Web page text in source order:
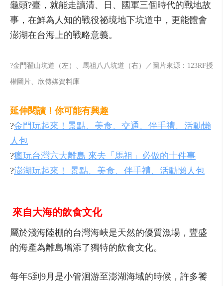
龜頭?臺，就能走讀清、日、國軍三個時代的戰地故
事，在鮮為人知的戰役祕境地下坑道中，更能體會
澎湖在台海上的戰略意義。
?金門翟山坑道（左）、馬祖八八坑道（右）／圖片來源：123RF授
權圖片、欣傳媒資料庫
延伸閱讀！你可能有興趣
?金門玩起來！景點、美食、交通、伴手禮、活動懶
人包
?瘋玩台灣六大離島 來去「馬祖」必做的十件事
?澎湖玩起來！ 景點、美食、伴手禮、活動懶人包
來自大海的飲食文化
屬於淺海陸棚的台灣海峽是天然的優質漁場，豐盛
的海產為離島增添了獨特的飲食文化。
每年5到9月是小管洄游至澎湖海域的時候，許多饕